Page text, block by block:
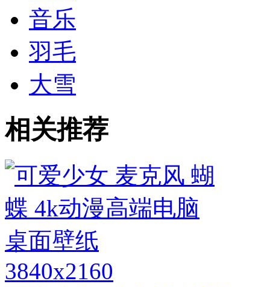
音乐
羽毛
大雪
相关推荐
3840x2160